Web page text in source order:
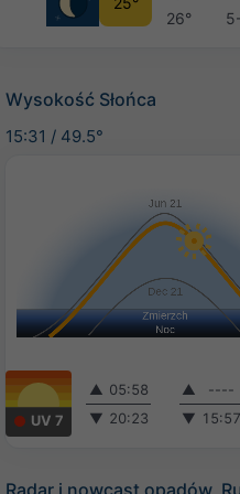
26°
Wysokość Słońca
15:31 / 49.5°
UV 7
▲ 05:58
▼ 20:23
▲
----
▼
Radar i nowcast opadów,